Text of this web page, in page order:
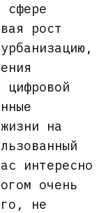
сфере
рост
цифровой
на
интересно
очень
не